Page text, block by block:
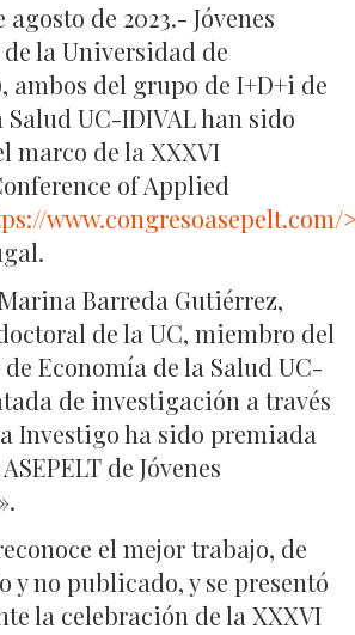
de 2023.- Jóvenes
la Universidad de
ambos del grupo de I+D+i de
Salud UC-IDIVAL han sido
marco de la XXXVI
of Applied
www.congresoasepelt.com/
Barreda Gutiérrez,
de la UC, miembro del
Economía de la Salud UC-
de investigación a través
Investigo ha sido premiada
de Jóvenes
el mejor trabajo, de
y no publicado, y se presentó
la celebración de la XXXVI